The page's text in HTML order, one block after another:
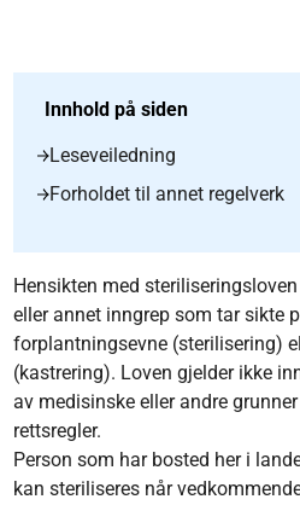
Innhold på siden
Leseveiledning
Forholdet til annet regelverk
Hensikten med
eller annet inngrep som tar sikte
forplantningsevne (sterilisering)
(kastrering). Loven gjelder ikke
av medisinske eller andre
rettsregler.
Person som har bosted her i
kan steriliseres når